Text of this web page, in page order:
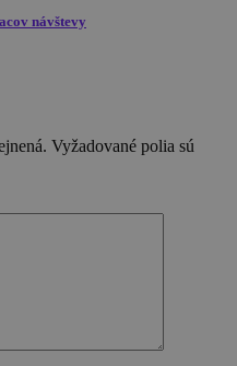
návštevy
Vyžadované polia sú